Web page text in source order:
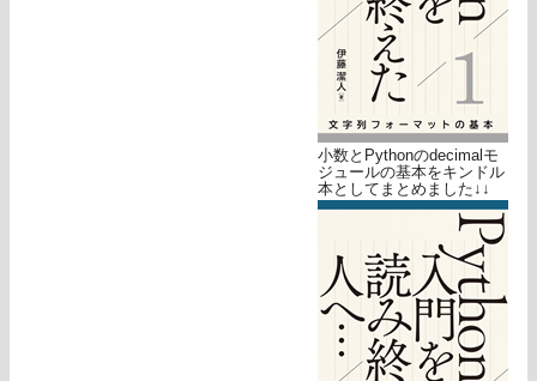
小数とPythonのdecimalモ
ジュールの基本をキンドル
本としてまとめました↓↓